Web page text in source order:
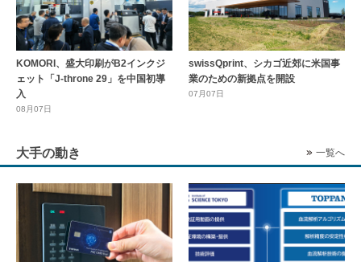
KOMORI、盛大印刷がB2インクジ
ェット「J-throne 29」を中国初導
入
08月07日
swissQprint、シカゴ近郊に⽶国事
業のための新拠点を開設
07月07日
大手の動き 一覧へ